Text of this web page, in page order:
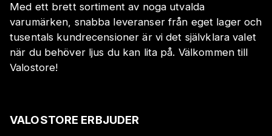
Med ett brett sortiment av noga utvalda
varumärken, snabba leveranser från eget lager och
tusentals kundrecensioner är vi det självklara valet
när du behöver ljus du kan lita på. Välkommen till
Valostore!
VALOSTORE ERBJUDER